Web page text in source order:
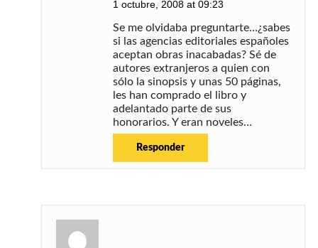
1 octubre, 2008 at 09:23
Se me olvidaba preguntarte…¿sabes
si las agencias editoriales españoles
aceptan obras inacabadas? Sé de
autores extranjeros a quien con
sólo la sinopsis y unas 50 páginas,
les han comprado el libro y
adelantado parte de sus
honorarios. Y eran noveles…
Responder